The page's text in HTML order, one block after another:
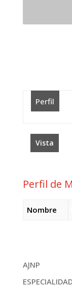
Perfil
Vista
Perfil de
Nombre
AJNP